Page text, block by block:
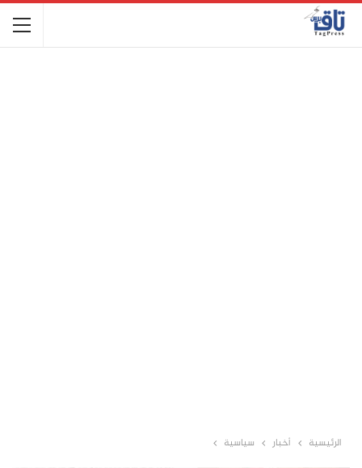
الرئيسية أخبار سياسية